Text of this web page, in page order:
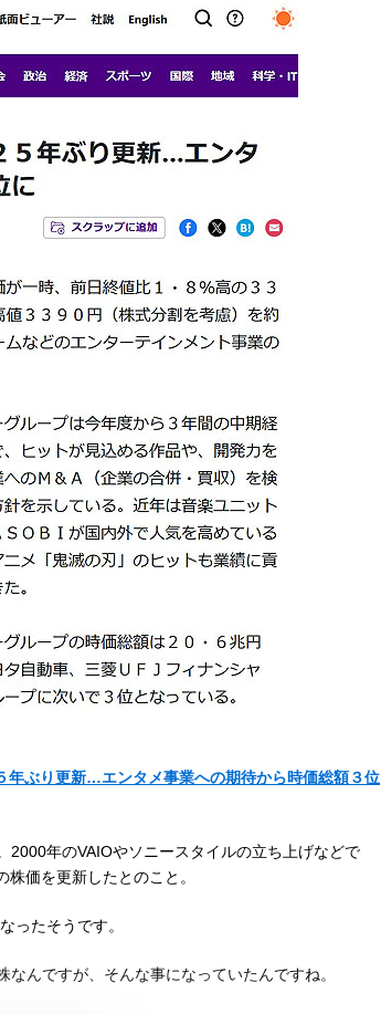
ぶり更新…エンタメ事業への期待から時価総額３位
年のVAIOやソニースタイルの立ち上げなどで
価を更新したとのこと。
ったそうです。
んですが、そんな事になっていたんですね。